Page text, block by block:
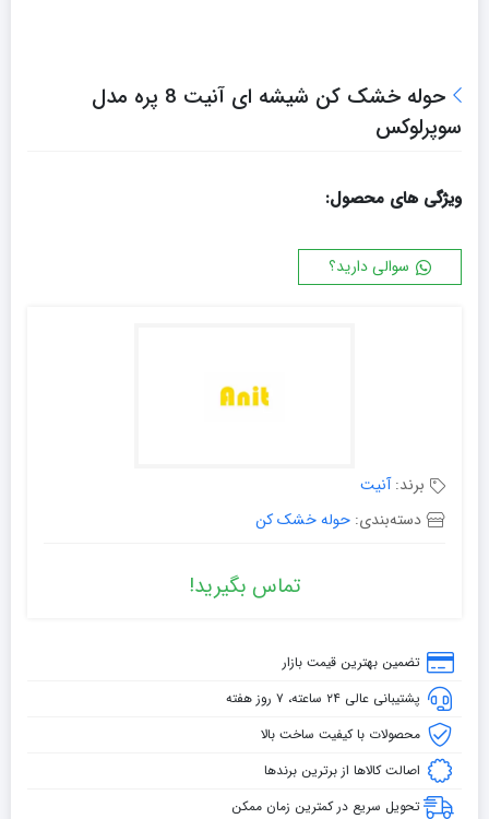
حوله خشک کن شیشه ای آنیت 8 پره مدل
سوپرلوکس
ویژگی های محصول:
سوالی دارید؟
برند:آنیت
دسته‌بندی: حوله خشک کن
تماس بگیرید!
تضمین بهترین قیمت بازار
پشتیبانی عالی ۲۴ ساعته، ۷ روز هفته
محصولات با کیفیت ساخت بالا
اصالت کالاها از برترین برندها
تحویل سریع در کمترین زمان ممکن